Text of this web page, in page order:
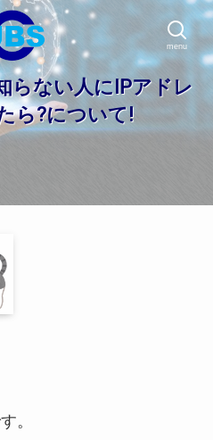
menu
らない人にIPアドレ
ら?について!
。